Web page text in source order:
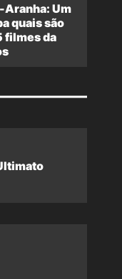
Um
quais são
filmes da